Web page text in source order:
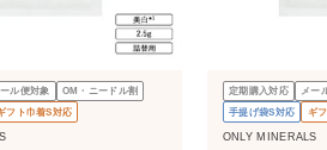
ル便対象
OM・ニードル割
フト巾着S対応
定期購入対応 メー
手提げ袋S対応
ギ
ONLY MINERALS